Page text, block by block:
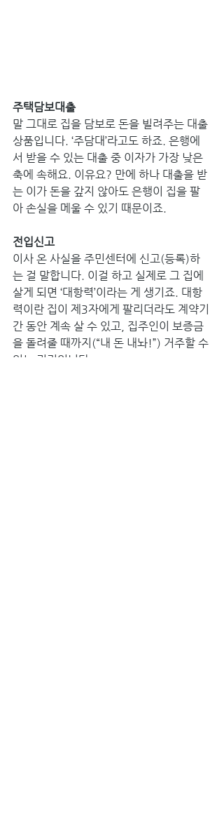
주택담보대출
말 그대로 집을 담보로 돈을 빌려주는 대출
상품입니다. ‘주담대’라고도 하죠. 은행에
서 받을 수 있는 대출 중 이자가 가장 낮은
축에 속해요. 이유요? 만에 하나 대출을 받
는 이가 돈을 갚지 않아도 은행이 집을 팔
아 손실을 메울 수 있기 때문이죠.
전입신고
이사 온 사실을 주민센터에 신고(등록)하
는 걸 말합니다. 이걸 하고 실제로 그 집에
살게 되면 ‘대항력’이라는 게 생기죠. 대항
력이란 집이 제3자에게 팔리더라도 계약기
간 동안 계속 살 수 있고, 집주인이 보증금
을 돌려줄 때까지(“내 돈 내놔!”) 거주할 수
있는 권리입니다.